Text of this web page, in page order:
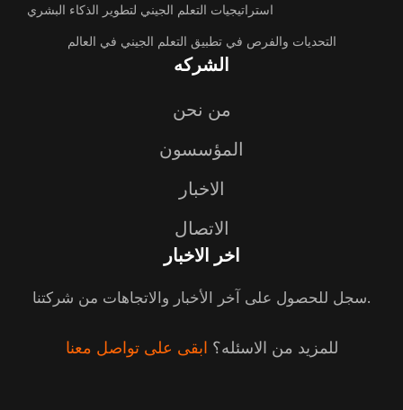
استراتيجيات التعلم الجيني لتطوير الذكاء البشري
التحديات والفرص في تطبيق التعلم الجيني في العالم
الشركه
من نحن
المؤسسون
الاخبار
الاتصال
اخر الاخبار
سجل للحصول على آخر الأخبار والاتجاهات من شركتنا.
للمزيد من الاسئله؟ ابقى على تواصل معنا